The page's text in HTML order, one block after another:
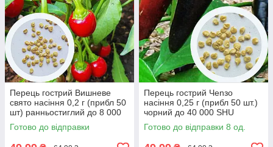
Перець гострий Вишневе
свято насіння 0,2 г (прибл 50
шт) ранньостиглий до 8 000
SHU
Готово до відправки
Перець гострий Чenзо
насіння 0,25 г (прибл 50 шт.)
чорний до 40 000 SHU
Готово до відправки 8 од.